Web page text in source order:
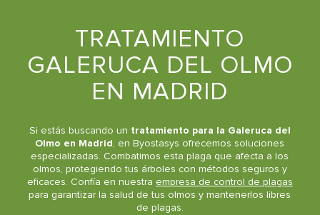
TRATAMIENTO
GALERUCA DEL OLMO
EN MADRID
Si estás buscando un tratamiento para la Galeruca del
Olmo en Madrid, en Byostasys ofrecemos soluciones
especializadas. Combatimos esta plaga que afecta a los
olmos, protegiendo tus árboles con métodos seguros y
eficaces. Confía en nuestra empresa de control de plagas
para garantizar la salud de tus olmos y mantenerlos libres
de plagas.